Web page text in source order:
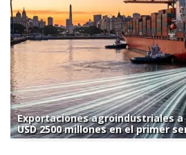
Exportaciones agroindustriales a
USD 2500 millones en el primer